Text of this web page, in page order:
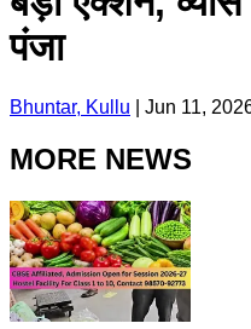
पंजा
Bhuntar, Kullu Jun 11,
MORE NEWS